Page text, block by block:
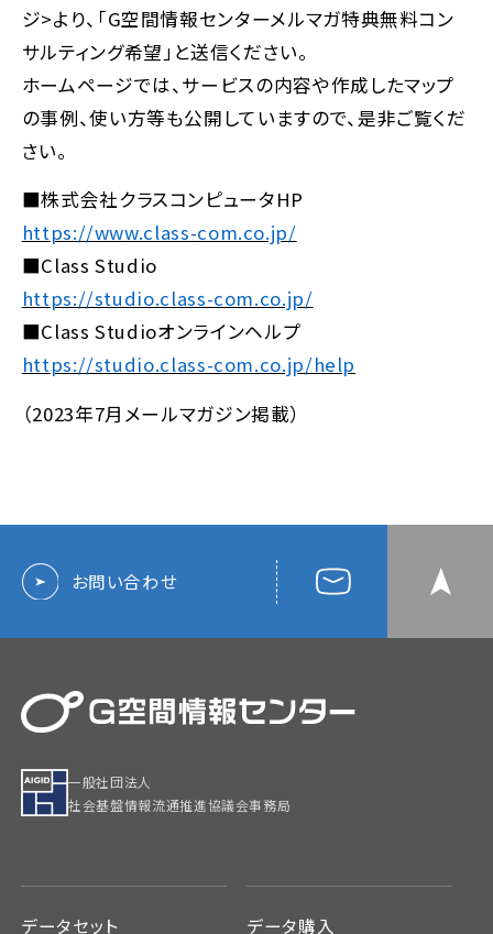
ジ>より、「G空間情報センターメルマガ特典無料コン
サルティング希望」と送信ください。
ホームページでは、サービスの内容や作成したマップ
の事例、使い方等も公開していますので、是非ご覧くだ
さい。
■株式会社クラスコンピュータHP
https://www.class-com.co.jp/
■Class Studio
https://studio.class-com.co.jp/
■Class Studioオンラインヘルプ
https://studio.class-com.co.jp/help
（2023年7月メールマガジン掲載）
お問い合わせ
一般社団法人
社会基盤情報流通推進協議会事務局
データセット データ購入